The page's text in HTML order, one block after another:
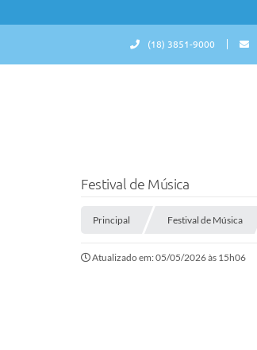
(18) 3851-9000
Festival de Música
Principal Festival de Música
Atualizado em: 05/05/2026 às 15h06